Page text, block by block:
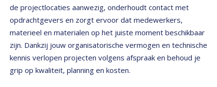
de projectlocaties aanwezig, onderhoudt contact met
opdrachtgevers en zorgt ervoor dat medewerkers,
materieel en materialen op het juiste moment beschikbaar
zijn. Dankzij jouw organisatorische vermogen en technische
kennis verlopen projecten volgens afspraak en behoud je
grip op kwaliteit, planning en kosten.